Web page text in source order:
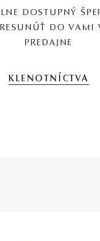
DOSTUPNÝ
DO VAMI
PREDAJNE
KLENOTNÍCTVA